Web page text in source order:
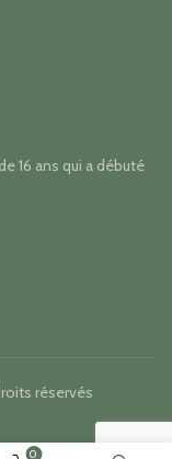
16 ans qui a débuté
réservés
0